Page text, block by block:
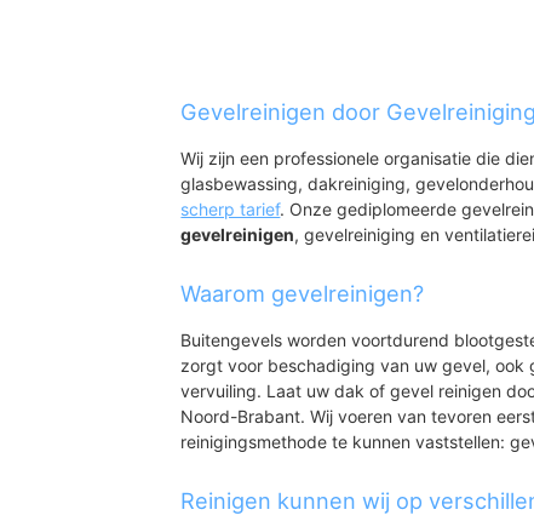
Gevelreinigen door
Wij zijn een professionele organisatie die
glasbewassing, dakreiniging,
scherp tarief. Onze gediplomeerde
gevelreinigen, gevelreiniging en
Waarom gevelreinigen?
Buitengevels worden voortdurend
zorgt voor beschadiging van uw gevel, ook
vervuiling. Laat uw dak of gevel reinigen
Noord-Brabant. Wij voeren van tevoren
reinigingsmethode te kunnen vaststellen:
Reinigen kunnen wij op